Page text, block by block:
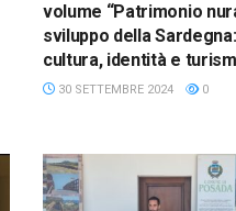
volume “Patrimonio
sviluppo della Sardegna:
cultura, identità e
30 SETTEMBRE 2024 0